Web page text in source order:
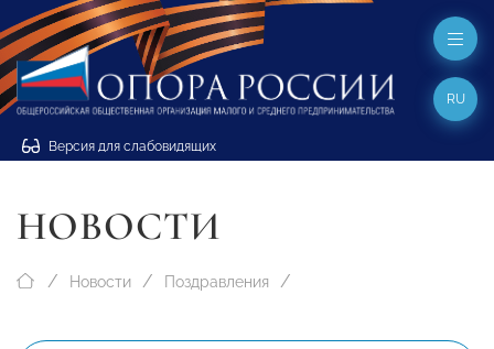
Версия для слабовидящих
RU
НОВОСТИ
Новости Поздравления